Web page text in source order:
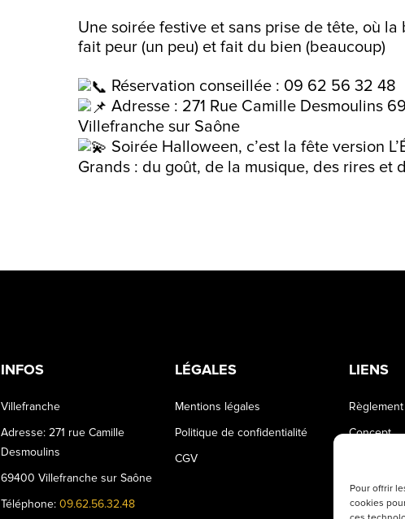
Pour offrir
cookies
Une soirée festive et sans prise de tête, où la
fait peur (un peu) et fait du bien (beaucoup)
Réservation conseillée : 09 62 56 32 48
Adresse : 271 Rue Camille Desmoulins
Villefranche sur Saône
Soirée Halloween, c’est la fête version
Grands : du goût, de la musique, des rires et
INFOS
Villefranche
Adresse: 271 rue Camille
Desmoulins
69400 Villefranche sur Saône
Téléphone: 09.62.56.32.48
LÉGALES
Mentions légales
Politique de confidentialité
CGV
LIENS
Concept